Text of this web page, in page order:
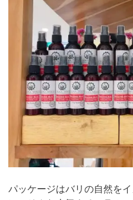
パッケージはバリの自然を